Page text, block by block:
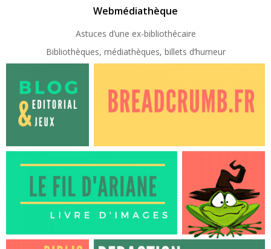
Webmédiathèque
Astuces d’une ex-bibliothécaire
Bibliothèques, médiathèques, billets d’humeur